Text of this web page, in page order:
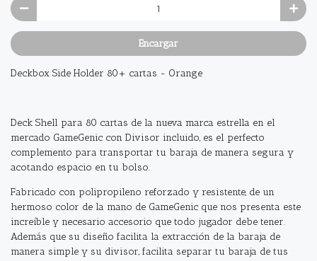
Encargar
Deckbox Side Holder 80+ cartas - Orange
Deck Shell para 80 cartas de la nueva marca estrella en el
mercado GameGenic con Divisor incluido, es el perfecto
complemento para transportar tu baraja de manera segura y
acotando espacio en tu bolso.
Fabricado con polipropileno reforzado y resistente, de un
hermoso color de la mano de GameGenic que nos presenta este
increíble y necesario accesorio que todo jugador debe tener.
Además que su diseño facilita la extracción de la baraja de
manera simple y su divisor, facilita separar tu baraja de tus